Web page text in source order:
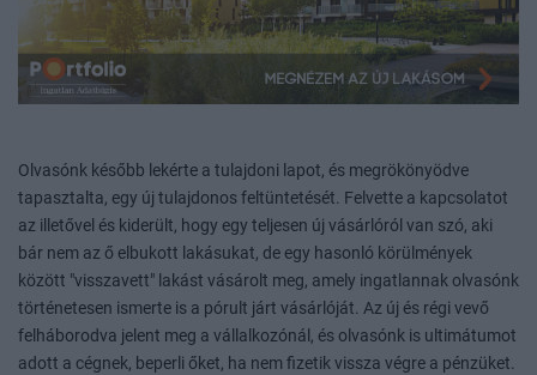
Olvasónk később lekérte a tulajdoni lapot, és megrökönyödve
tapasztalta, egy új tulajdonos feltüntetését. Felvette a kapcsolatot
az illetővel és kiderült, hogy egy teljesen új vásárlóról van szó, aki
bár nem az ő elbukott lakásukat, de egy hasonló körülmények
között "visszavett" lakást vásárolt meg, amely ingatlannak olvasónk
történetesen ismerte is a pórult járt vásárlóját. Az új és régi vevő
felháborodva jelent meg a vállalkozónál, és olvasónk is ultimátumot
adott a cégnek, beperli őket, ha nem fizetik vissza végre a pénzüket.